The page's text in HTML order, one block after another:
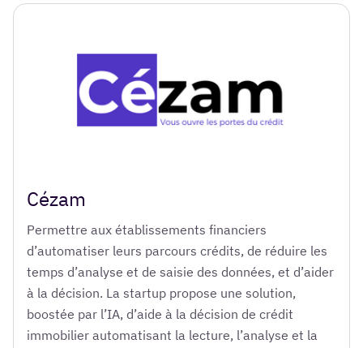
Cézam
Permettre aux établissements financiers
d’automatiser leurs parcours crédits, de réduire les
temps d’analyse et de saisie des données, et d’aider
à la décision. La startup propose une solution,
boostée par l’IA, d’aide à la décision de crédit
immobilier automatisant la lecture, l’analyse et la